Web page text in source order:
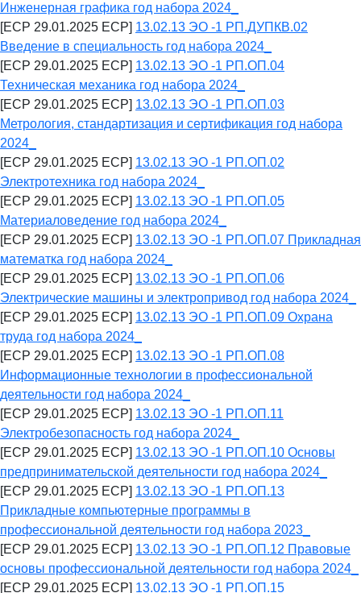
Инженерная графика год набора 2024_
[ECP 29.01.2025 ECP] 13.02.13 ЭО -1 РП.ДУПКВ.02
Введение в специальность год набора 2024_
[ECP 29.01.2025 ECP] 13.02.13 ЭО -1 РП.ОП.04
Техническая механика год набора 2024_
[ECP 29.01.2025 ECP] 13.02.13 ЭО -1 РП.ОП.03
Метрология, стандартизация и сертификация год набора
2024_
[ECP 29.01.2025 ECP] 13.02.13 ЭО -1 РП.ОП.02
Электротехника год набора 2024_
[ECP 29.01.2025 ECP] 13.02.13 ЭО -1 РП.ОП.05
Материаловедение год набора 2024_
[ECP 29.01.2025 ECP] 13.02.13 ЭО -1 РП.ОП.07 Прикладная
математка год набора 2024_
[ECP 29.01.2025 ECP] 13.02.13 ЭО -1 РП.ОП.06
Электрические машины и электропривод год набора 2024_
[ECP 29.01.2025 ECP] 13.02.13 ЭО -1 РП.ОП.09 Охрана
труда год набора 2024_
[ECP 29.01.2025 ECP] 13.02.13 ЭО -1 РП.ОП.08
Информационные технологии в профессиональной
деятельности год набора 2024_
[ECP 29.01.2025 ECP] 13.02.13 ЭО -1 РП.ОП.11
Электробезопасность год набора 2024_
[ECP 29.01.2025 ECP] 13.02.13 ЭО -1 РП.ОП.10 Основы
предпринимательской деятельности год набора 2024_
[ECP 29.01.2025 ECP] 13.02.13 ЭО -1 РП.ОП.13
Прикладные компьютерные программы в
профессиональной деятельности год набора 2023_
[ECP 29.01.2025 ECP] 13.02.13 ЭО -1 РП.ОП.12 Правовые
основы профессиональной деятельности год набора 2024_
[ECP 29.01.2025 ECP] 13.02.13 ЭО -1 РП.ОП.15